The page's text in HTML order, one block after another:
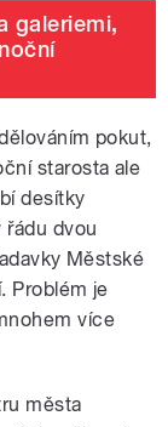
galeriemi,
pokut,
starosta ale
desítky
řádu dvou
Městské
Problém je
více
města